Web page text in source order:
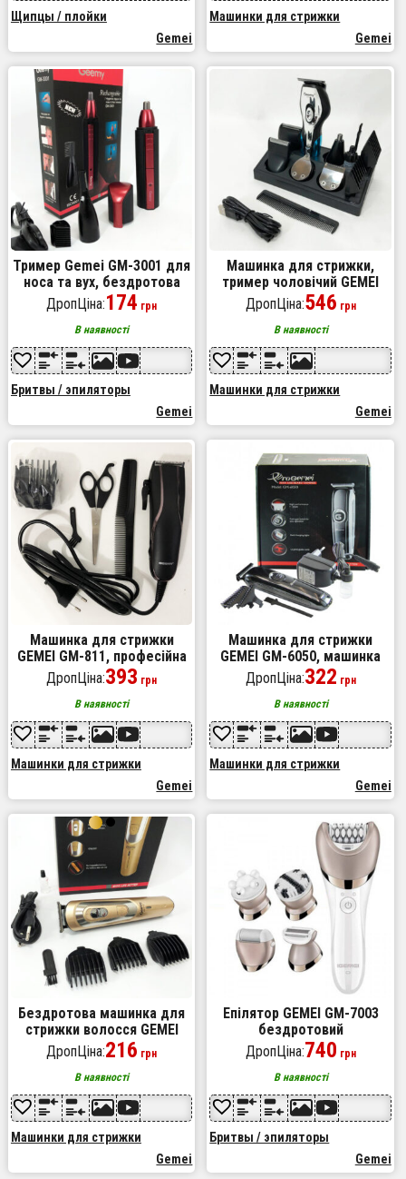
Щипцы / плойки
Gemei
Машинки для стрижки
Gemei
Тример Gemei GM-3001 для
носа та вух, бездротова
електробритва, тример для
вусів, тример бездротовий
ДропЦіна:174 грн
В наявності
Бритвы / эпиляторы
Gemei
Машинка для стрижки,
тример чоловічий GEMEI
GM-562, машинка для
стрижки голови, з
насадками для бороди
ДропЦіна:546 грн
В наявності
Машинки для стрижки
Gemei
Машинка для стрижки
GEMEI GM-811, професійна
електробритва, машинка
для стрижки волосся
провідна
ДропЦіна:393 грн
В наявності
Машинки для стрижки
Gemei
Машинка для стрижки
GEMEI GM-6050, машинка
для стрижки для дому
чоловіча для гоління
ДропЦіна:322 грн
В наявності
Машинки для стрижки
Gemei
Бездротова машинка для
стрижки волосся GEMEI
GM-6112 акумуляторна.
Колір: золотий
ДропЦіна:216 грн
В наявності
Машинки для стрижки
Gemei
Епілятор GEMEI GM-7003
бездротовий
акумуляторний з 5
насадками жіночий
ДропЦіна:740 грн
В наявності
Бритвы / эпиляторы
Gemei